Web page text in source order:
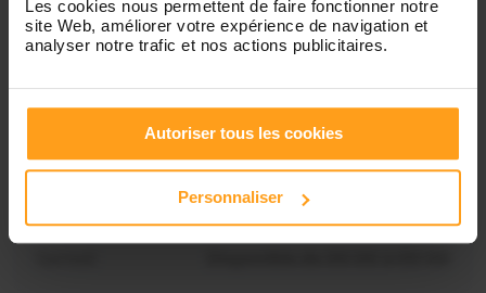
Les cookies nous permettent de faire fonctionner notre
site Web, améliorer votre expérience de navigation et
analyser notre trafic et nos actions publicitaires.
Autoriser tous les cookies
Personnaliser
Mercredi Disponible de 00:00 à 00:30
Disponible de 00:00 à 00:00
Disponible de 00:00 à 00:00
disponibilités de Jessica ?
Contactez-nous